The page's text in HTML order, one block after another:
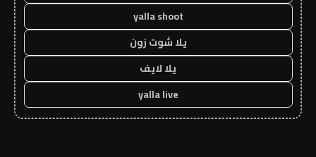
yalla shoot
يلا شوت زون
يلا لايف
yalla live